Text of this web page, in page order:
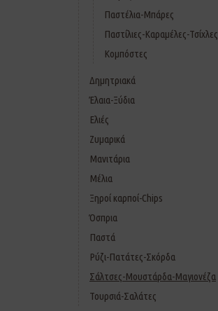
Παστέλια-Μπάρες
Παστίλιες-Καραμέλες-Τσίχλες
Κομπόστες
Δημητριακά
Έλαια-Ξύδια
Ελιές
Ζυμαρικά
Μανιτάρια
Μέλια
Ξηροί καρποί-Chips
Όσπρια
Παστά
Ρύζι-Πατάτες-Σκόρδα
Σάλτσες-Μουστάρδα-Μαγιονέζα
Τουρσιά-Σαλάτες